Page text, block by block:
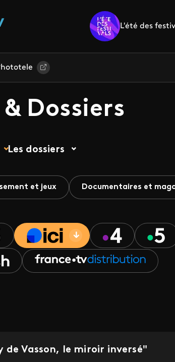
L'été des
Dossiers
Les dossiers
et jeux Documentaires et
de Vasson, le miroir inversé"